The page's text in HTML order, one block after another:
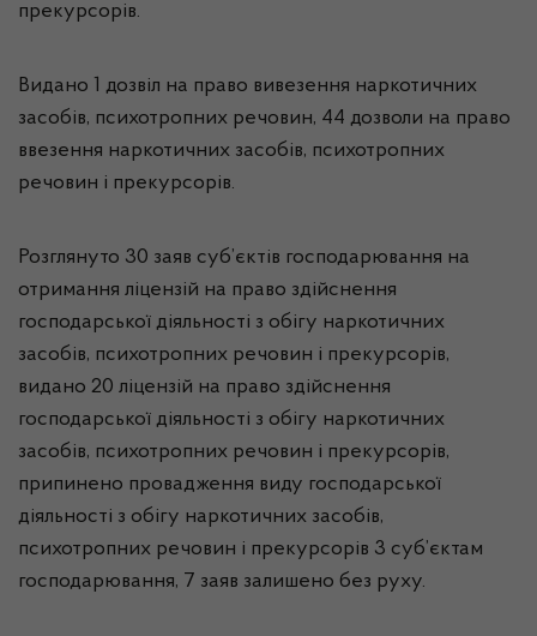
прекурсорів.
Видано 1 дозвіл на право вивезення наркотичних
засобів, психотропних речовин, 44 дозволи на право
ввезення наркотичних засобів, психотропних
речовин і прекурсорів.
Розглянуто 30 заяв суб’єктів господарювання на
отримання ліцензій на право здійснення
господарської діяльності з обігу наркотичних
засобів, психотропних речовин і прекурсорів,
видано 20 ліцензій на право здійснення
господарської діяльності з обігу наркотичних
засобів, психотропних речовин і прекурсорів,
припинено провадження виду господарської
діяльності з обігу наркотичних засобів,
психотропних речовин і прекурсорів 3 суб’єктам
господарювання, 7 заяв залишено без руху.